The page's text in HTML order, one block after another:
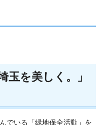
玉を美しく。」
でいる「緑地保全活動」を